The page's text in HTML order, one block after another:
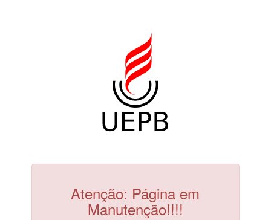
Atenção: Página em
Manutenção!!!!